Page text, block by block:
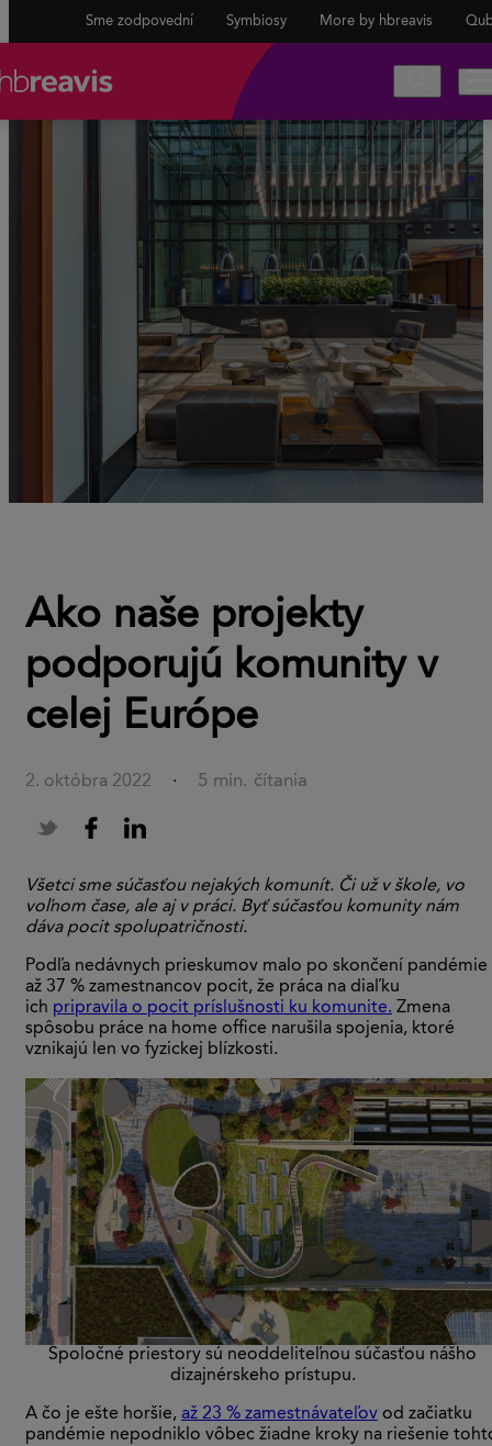
Sme zodpovední Symbiosy More by hbreavis
Ako naše projekty
podporujú komunity v
celej Európe
2. októbra 2022 · 5 min. čítania
Všetci sme súčasťou nejakých komunít. Či už v škole, vo
voľnom čase, ale aj v práci. Byť súčasťou komunity nám
dáva pocit spolupatričnosti.
Podľa nedávnych prieskumov malo po skončení pandémie
až 37 % zamestnancov pocit, že práca na diaľku
ich pripravila o pocit príslušnosti ku komunite. Zmena
spôsobu práce na home office narušila spojenia, ktoré
vznikajú len vo fyzickej blízkosti.
Spoločné priestory sú neoddeliteľnou súčasťou nášho
dizajnérskeho prístupu.
A čo je ešte horšie, až 23 % zamestnávateľov od začiatku
pandémie nepodniklo vôbec žiadne kroky na riešenie